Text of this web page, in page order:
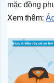
mặc đồng
Xem thêm: